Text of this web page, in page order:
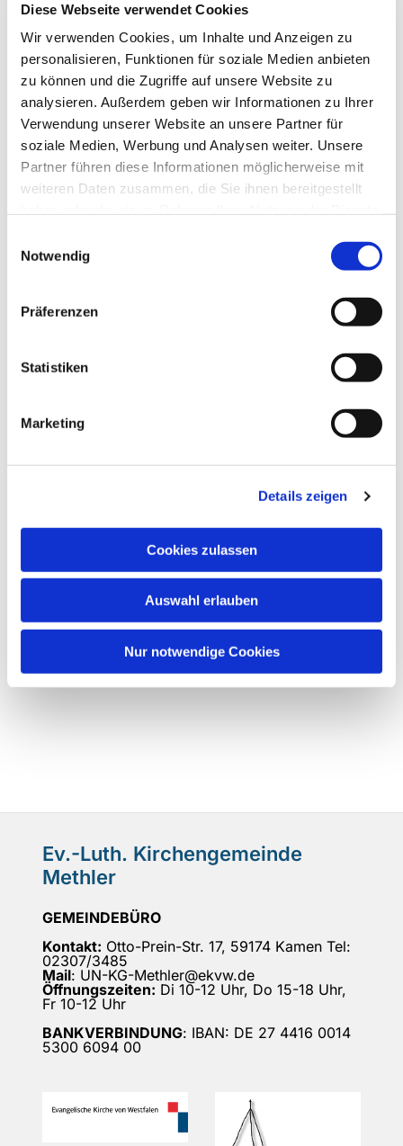
Diese Webseite verwendet Cookies
Wir verwenden Cookies, um Inhalte und Anzeigen zu
personalisieren, Funktionen für soziale Medien anbieten
zu können und die Zugriffe auf unsere Website zu
analysieren. Außerdem geben wir Informationen zu Ihrer
Verwendung unserer Website an unsere Partner für
soziale Medien, Werbung und Analysen weiter. Unsere
Partner führen diese Informationen möglicherweise mit
weiteren Daten zusammen, die Sie ihnen bereitgestellt
Notwendig
Präferenzen
Statistiken
Marketing
Details zeigen
Cookies zulassen
Auswahl erlauben
Nur notwendige Cookies
Ev.-Luth. Kirchengemeinde
Methler
GEMEINDEBÜRO
Kontakt: Otto-Prein-Str. 17, 59174 Kamen Tel:
02307/3485
Mail: UN-KG-Methler@ekvw.de
Öffnungszeiten: Di 10-12 Uhr, Do 15-18 Uhr,
Fr 10-12 Uhr
BANKVERBINDUNG: IBAN: DE 27 4416 0014
5300 6094 00